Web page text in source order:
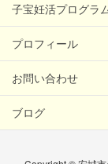
子宝妊活プログラ
プロフィール
お問い合わせ
ブログ